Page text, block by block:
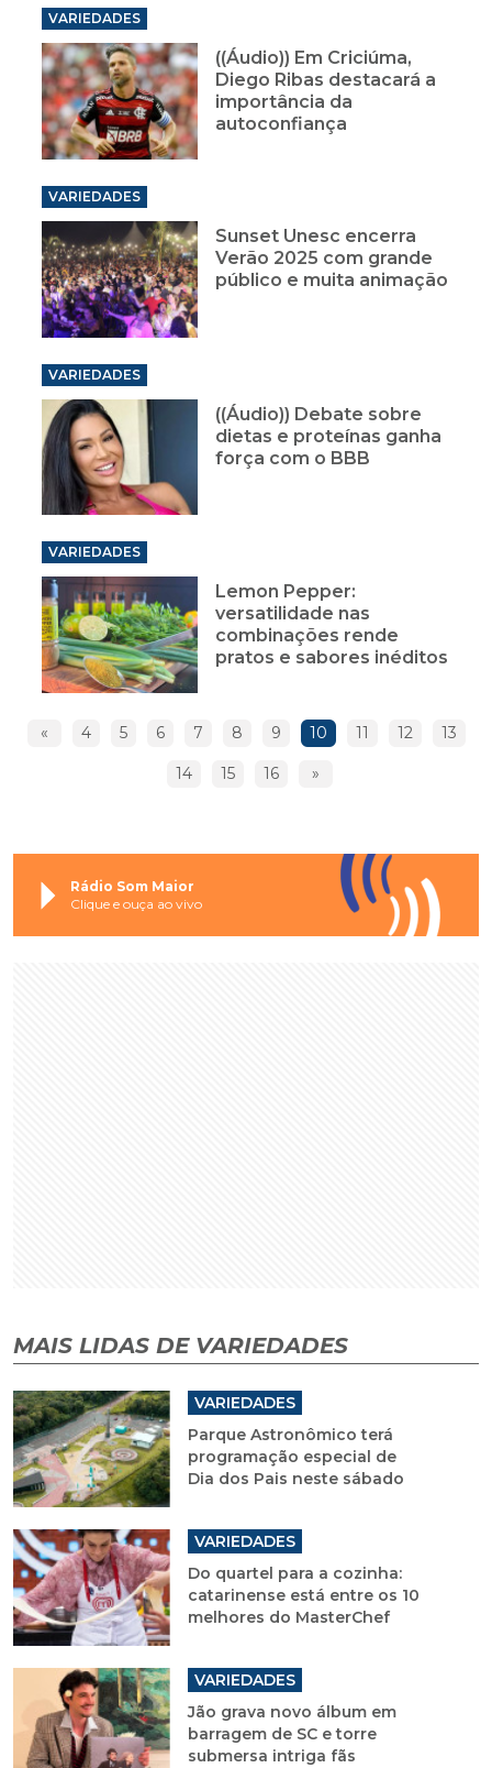
VARIEDADES
((Áudio)) Em Criciúma,
Diego Ribas destacará a
importância da
autoconfiança
VARIEDADES
Sunset Unesc encerra
Verão 2025 com grande
público e muita animação
VARIEDADES
((Áudio)) Debate sobre
dietas e proteínas ganha
força com o BBB
VARIEDADES
Lemon Pepper:
versatilidade nas
combinações rende
pratos e sabores inéditos
« 4 5 6 7 8 9 10 11 12 13
14 15 16 »
Rádio Som Maior
Clique e ouça ao vivo
MAIS LIDAS DE VARIEDADES
VARIEDADES
Parque Astronômico terá
programação especial de
Dia dos Pais neste sábado
VARIEDADES
Do quartel para a cozinha:
catarinense está entre os 10
melhores do MasterChef
VARIEDADES
Jão grava novo álbum em
barragem de SC e torre
submersa intriga fãs